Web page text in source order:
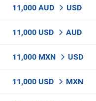
11,000 AUD USD
11,000 USD AUD
11,000 MXN USD
11,000 USD MXN